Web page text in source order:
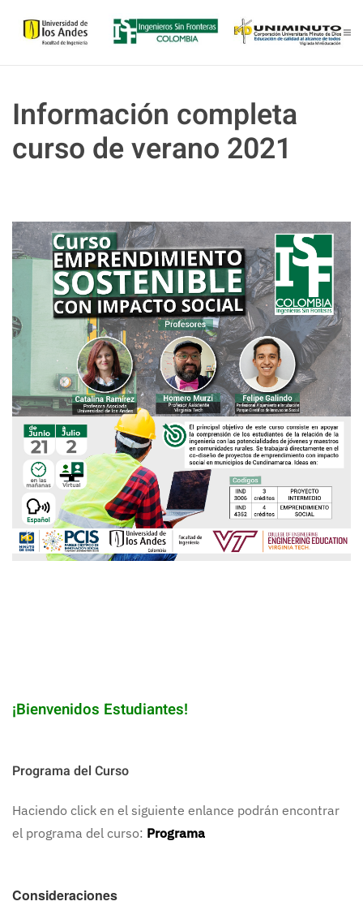
Skip to main content
Información completa
curso de verano 2021
¡Bienvenidos Estudiantes!
Programa del Curso
Haciendo click en el siguiente enlance podrán encontrar
el programa del curso: Programa
Consideraciones